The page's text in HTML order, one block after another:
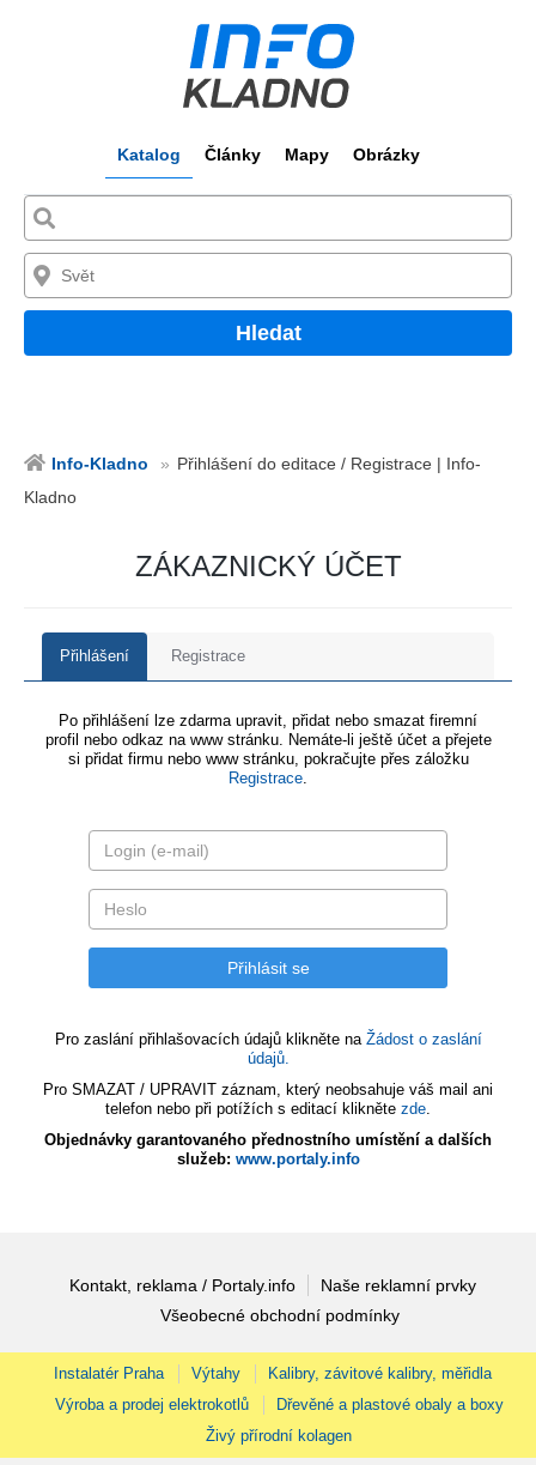
Katalog Články Mapy Obrázky
Hledat
Info-Kladno
Přihlášení do editace / Registrace | Info-
Kladno
ZÁKAZNICKÝ ÚČET
Přihlášení Registrace
Po přihlášení lze zdarma upravit, přidat nebo smazat firemní
profil nebo odkaz na www stránku. Nemáte-li ještě účet a přejete
si přidat firmu nebo www stránku, pokračujte přes záložku
Registrace.
Pro zaslání přihlašovacích údajů klikněte na Žádost o zaslání
údajů.
Pro SMAZAT / UPRAVIT záznam, který neobsahuje váš mail ani
telefon nebo při potížích s editací klikněte zde.
Objednávky garantovaného přednostního umístění a dalších
služeb: www.portaly.info
Kontakt, reklama / Portaly.info
Naše reklamní prvky
Všeobecné obchodní podmínky
Instalatér Praha Výtahy
Kalibry, závitové kalibry, měřidla
Výroba a prodej elektrokotlů
Dřevěné a plastové obaly a boxy
Živý přírodní kolagen